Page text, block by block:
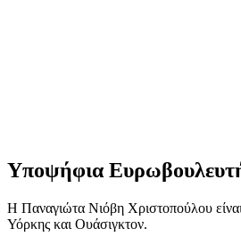
Υποψήφια
Η Παναγιώτα Νιόβη Χριστοπούλου
Υόρκης και Ουάσιγκτον.